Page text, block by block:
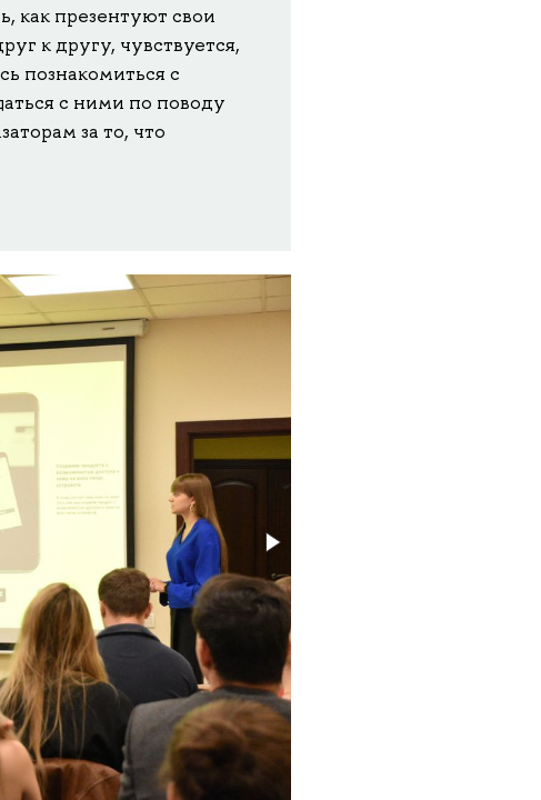
как презентуют свои
к другу, чувствуется,
познакомиться с
с ними по поводу
за то, что